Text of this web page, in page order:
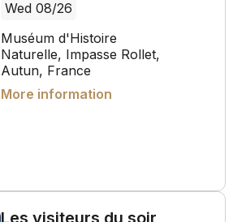
Wed 08/26
Muséum d'Histoire
Naturelle, Impasse Rollet,
Autun, France
More information
Les visiteurs du soir